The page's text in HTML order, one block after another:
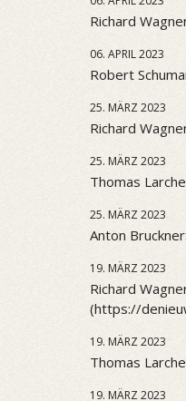
Richard
06. APRIL 2023
Robert
25. MÄRZ 2023
Richard
25. MÄRZ 2023
Thomas
25. MÄRZ 2023
Anton
19. MÄRZ 2023
Richard
(https://
19. MÄRZ 2023
Thomas
19. MÄRZ 2023